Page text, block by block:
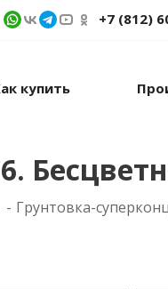
+7 (812)
купить
- Грунтовка-